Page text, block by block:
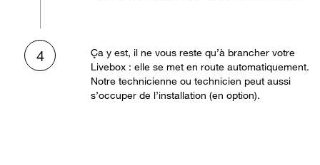
4
Ça y est, il ne vous reste qu’à brancher votre
Livebox : elle se met en route automatiquement.
Notre technicienne ou technicien peut aussi
s’occuper de l’installation (en option).